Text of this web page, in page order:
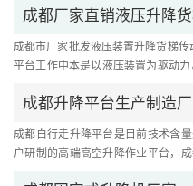
成都厂家直销液压升降
成都市厂家批发液压装置升降货梯
平台工作中本是以液压装置为驱动
成都升降平台生产制造
成都自行走升降平台是目前技术含
户研制的高端高空升降作业平台，